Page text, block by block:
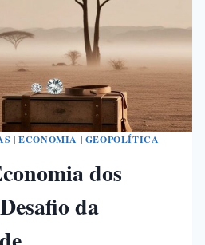
|ECONOMIA | GEOPOLÍTICA
dos
da